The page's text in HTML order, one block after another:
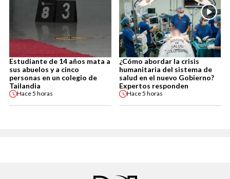
Estudiante de 14 años mata a
sus abuelos y a cinco
personas en un colegio de
Tailandia
Hace5 horas
¿Cómo abordar la crisis
humanitaria del sistema de
salud en el nuevo Gobierno?
Expertos responden
Hace5 horas